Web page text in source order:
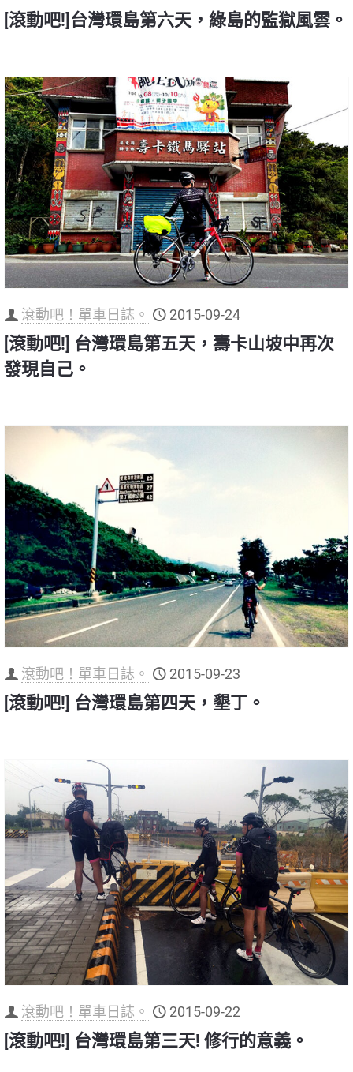
[滾動吧!]台灣環島第六天，綠島的監獄風雲。
滾動吧！單車日誌。 2015-09-24
[滾動吧!] 台灣環島第五天，壽卡山坡中再次
發現自己。
滾動吧！單車日誌。 2015-09-23
[滾動吧!] 台灣環島第四天，墾丁。
滾動吧！單車日誌。 2015-09-22
[滾動吧!] 台灣環島第三天! 修行的意義。